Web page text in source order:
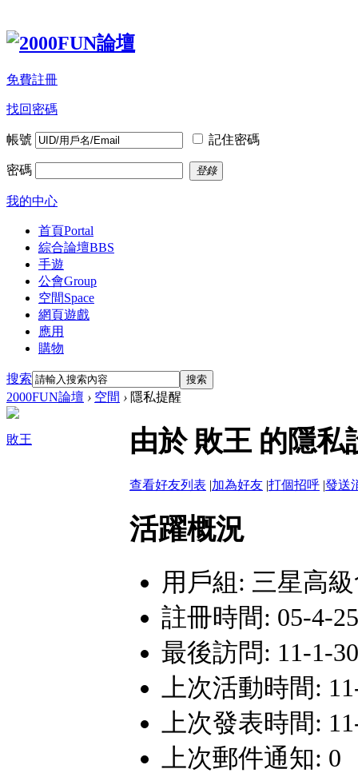
免費註冊
找回密碼
帳號 記住密碼
密碼 登錄
我的中心
首頁Portal
綜合論壇BBS
手遊
公會Group
空間Space
網頁遊戲
應用
購物
搜索 搜索
2000FUN論壇 › 空間 › 隱私提醒
敗王 由於 敗王 的隱
查看好友列表 |加為好友 |打個招呼 |發送
活躍概況
用戶組: 三星高
註冊時間: 05-4-
最後訪問: 11-1-
上次活動時間:
上次發表時間:
上次郵件通知: 0